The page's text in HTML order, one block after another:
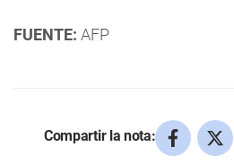
FUENTE: AFP
Compartir la nota: